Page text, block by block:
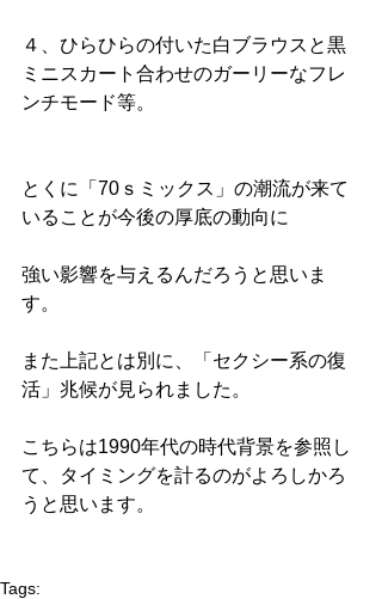
４、ひらひらの付いた白ブラウスと黒
ミニスカート合わせのガーリーなフレ
ンチモード等。
とくに「70ｓミックス」の潮流が来て
いることが今後の厚底の動向に
強い影響を与えるんだろうと思いま
す。
また上記とは別に、「セクシー系の復
活」兆候が見られました。
こちらは1990年代の時代背景を参照し
て、タイミングを計るのがよろしかろ
うと思います。
Tags: